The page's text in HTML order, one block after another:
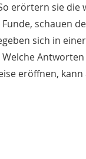
erörtern sie die
schauen
sich in
Welche
eröffnen,